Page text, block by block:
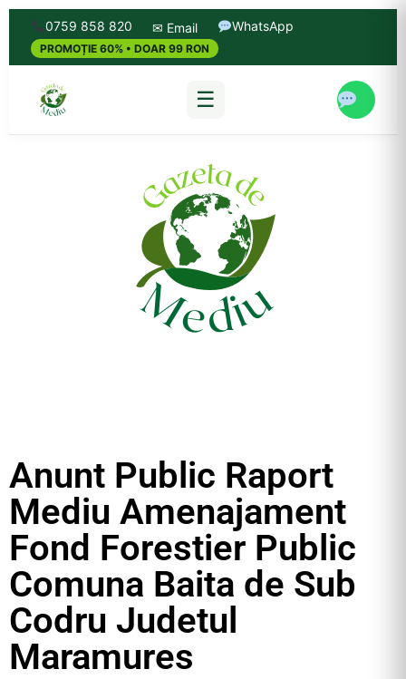
0759 858 820 ✉ Email WhatsApp
PROMOȚIE 60% • DOAR 99 RON
☰
Anunt Public Raport
Mediu Amenajament
Fond Forestier Public
Comuna Baita de Sub
Codru Judetul
Maramures